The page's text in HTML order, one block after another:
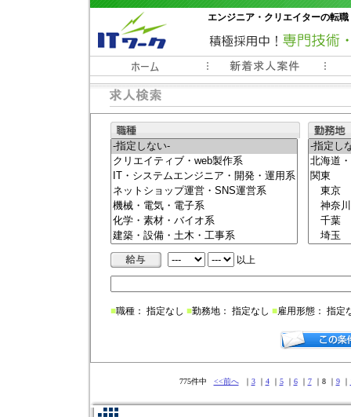
エンジニア・クリエイターの転
常時3000件以上の求人情報掲載中
以上
■職種： 指定なし ■勤務地： 指定なし ■雇用形態： 指定
775件中 <<前へ｜ 3｜ 4｜ 5｜ 6｜ 7｜8 ｜ 9｜